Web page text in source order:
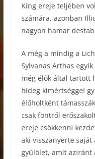
King ereje teljében
számára, azonban
nagyon hamar
A még a mindig a
Sylvanas Arthas
még élők által tartott
hideg kimértséggel
élőholtként
csak föntről
ereje csökkenni
aki visszanyerte
gyűlölet, amit aziránt